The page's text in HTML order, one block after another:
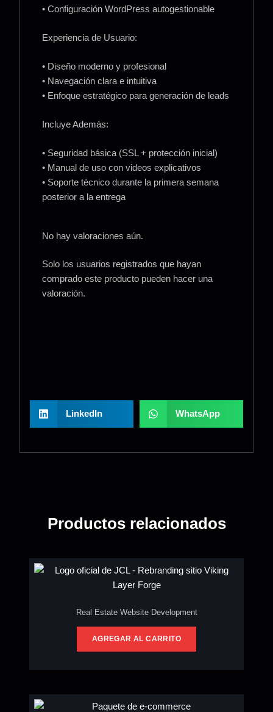
• Configuración WordPress autogestionable
Experiencia de Usuario:
• Diseño moderno y profesional
• Navegación clara e intuitiva
• Enfoque estratégico para generación de leads
Incluye Además:
• Seguridad básica (SSL + protección inicial)
• Manual de uso con videos explicativos
• Soporte técnico durante la primera semana
posterior a la entrega
No hay valoraciones aún.
Solo los usuarios registrados que hayan
comprado este producto pueden hacer una
valoración.
LinkedIn WhatsApp
Productos relacionados
Real Estate Website Development
AGREGAR AL CARRITO